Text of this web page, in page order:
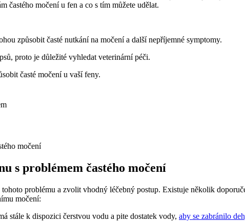
častého močení u fen a co s tím můžete udělat.
způsobit časté nutkání na močení a další nepříjemné symptomy.
proto je důležité vyhledat veterinární péči.
časté močení u vaší feny.
s problémem častého močení
problému a zvolit vhodný léčebný postup. Existuje několik
močení:
stále k dispozici čerstvou vodu a pite dostatek vody, aby se zabránilo